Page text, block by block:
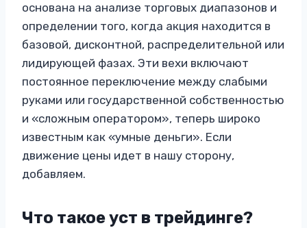
основана на анализе торговых диапазонов и
определении того, когда акция находится в
базовой, дисконтной, распределительной или
лидирующей фазах. Эти вехи включают
постоянное переключение между слабыми
руками или государственной собственностью
и «сложным оператором», теперь широко
известным как «умные деньги». Если
движение цены идет в нашу сторону,
добавляем.
Что такое уст в трейдинге?